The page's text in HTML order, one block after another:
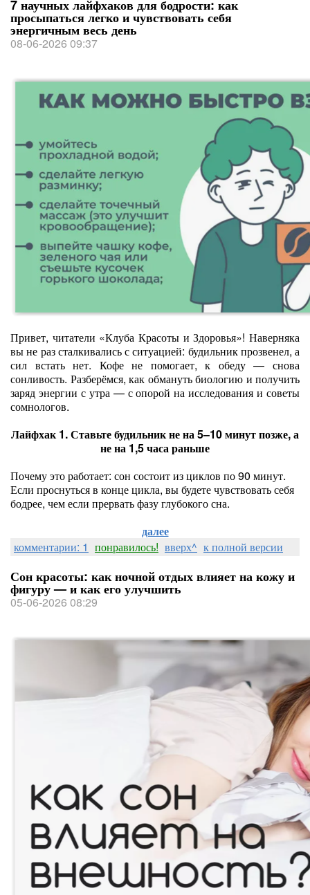
7 научных лайфхаков для бодрости: как
просыпаться легко и чувствовать себя
энергичным весь день
08-06-2026 09:37
Привет, читатели «Клуба Красоты и Здоровья»! Наверняка
вы не раз сталкивались с ситуацией: будильник прозвенел, а
сил встать нет. Кофе не помогает, к обеду — снова
сонливость. Разберёмся, как обмануть биологию и получить
заряд энергии с утра — с опорой на исследования и советы
сомнологов.
Лайфхак 1. Ставьте будильник не на 5–10 минут позже, а
не на 1,5 часа раньше
Почему это работает: сон состоит из циклов по 90 минут.
Если проснуться в конце цикла, вы будете чувствовать себя
бодрее, чем если прервать фазу глубокого сна.
далее
комментарии: 1 понравилось! вверх^ к полной версии
Сон красоты: как ночной отдых влияет на кожу и
фигуру — и как его улучшить
05-06-2026 08:29